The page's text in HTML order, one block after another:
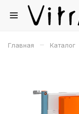
Главная – Каталог